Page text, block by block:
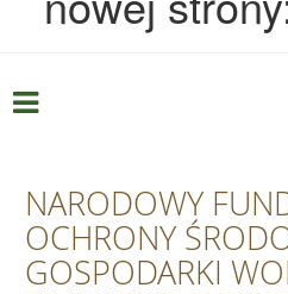
NARODOWY
OCHRONY
GOSPODARKI